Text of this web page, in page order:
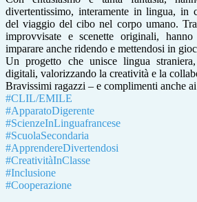
divertentissimo, interamente in lingua, in
del viaggio del cibo nel corpo umano.
improvvisate e scenette originali,
imparare anche ridendo e mettendosi in
Un progetto che unisce lingua
digitali, valorizzando la creatività e la
Bravissimi ragazzi – e complimenti anche
#CLIL/EMILE
#ApparatoDigerente
#ScienzeInLinguafrancese
#ScuolaSecondaria
#ApprendereDivertendosi
#CreativitàInClasse
#Inclusione
#Cooperazione